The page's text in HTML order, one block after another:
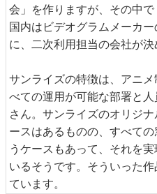
会」を作りますが、その中で
国内はビデオグラムメーカ
に、二次利用担当の会社が決
サンライズの特徴は、アニ
べての運用が可能な部署と
さん。サンライズのオリジ
ースはあるものの、すべて
うケースもあって、それを
いるそうです。そういった
ています。